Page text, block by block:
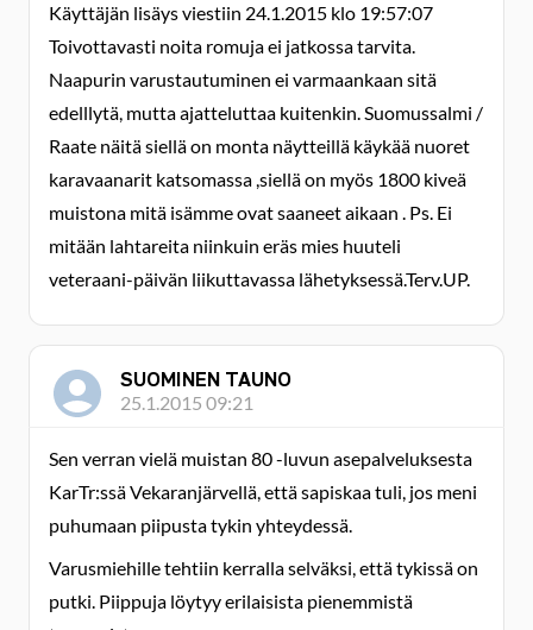
Käyttäjän lisäys viestiin 24.1.2015 klo 19:57:07
Toivottavasti noita romuja ei jatkossa tarvita.
Naapurin varustautuminen ei varmaankaan sitä
edelllytä, mutta ajatteluttaa kuitenkin. Suomussalmi /
Raate näitä siellä on monta näytteillä käykää nuoret
karavaanarit katsomassa ,siellä on myös 1800 kiveä
muistona mitä isämme ovat saaneet aikaan . Ps. Ei
mitään lahtareita niinkuin eräs mies huuteli
veteraani-päivän liikuttavassa lähetyksessä.Terv.UP.
SUOMINEN TAUNO
25.1.2015 09:21
Sen verran vielä muistan 80 -luvun asepalveluksesta
KarTr:ssä Vekaranjärvellä, että sapiskaa tuli, jos meni
puhumaan piipusta tykin yhteydessä.
Varusmiehille tehtiin kerralla selväksi, että tykissä on
putki. Piippuja löytyy erilaisista pienemmistä